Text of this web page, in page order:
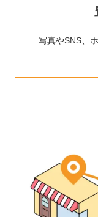
写真やSNS、